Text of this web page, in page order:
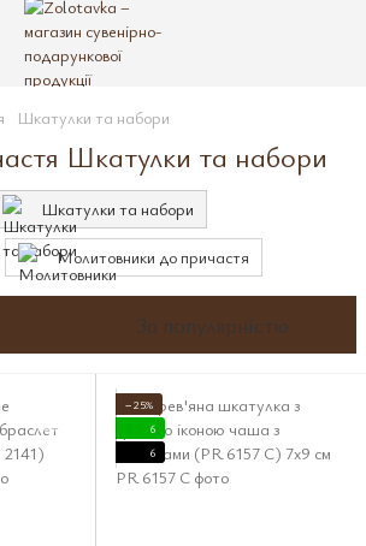
Шкатулки та набори
Шкатулки та набори
Шкатулки та набори
Молитовники до причастя
За популярністю
−25%
6
6